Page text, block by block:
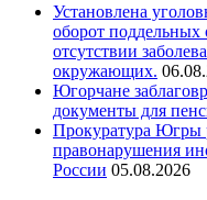
Установлена
оборот
отсутствии
окружающих.
Югорчане
документы для
Прокуратура Югры
правонарушения
России 05.08.2026